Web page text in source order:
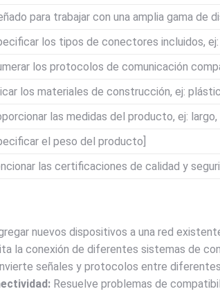
para trabajar con una amplia gama de
los tipos de conectores incluidos, ej:
los protocolos de comunicación
los materiales de construcción, ej:
las medidas del producto, ej: largo,
el peso del producto]
las certificaciones de calidad y
nuevos dispositivos a una red
la conexión de diferentes sistemas de
señales y protocolos entre
Resuelve problemas de